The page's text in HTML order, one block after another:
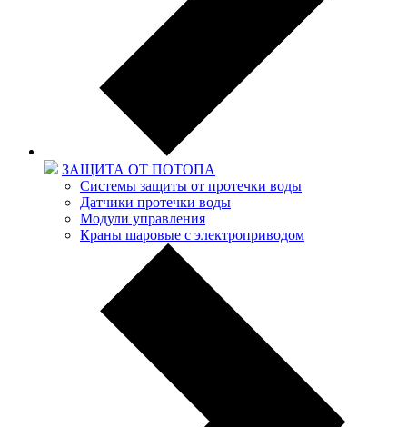
ЗАЩИТА ОТ ПОТОПА
Системы защиты от протечки воды
Датчики протечки воды
Модули управления
Краны шаровые с электроприводом